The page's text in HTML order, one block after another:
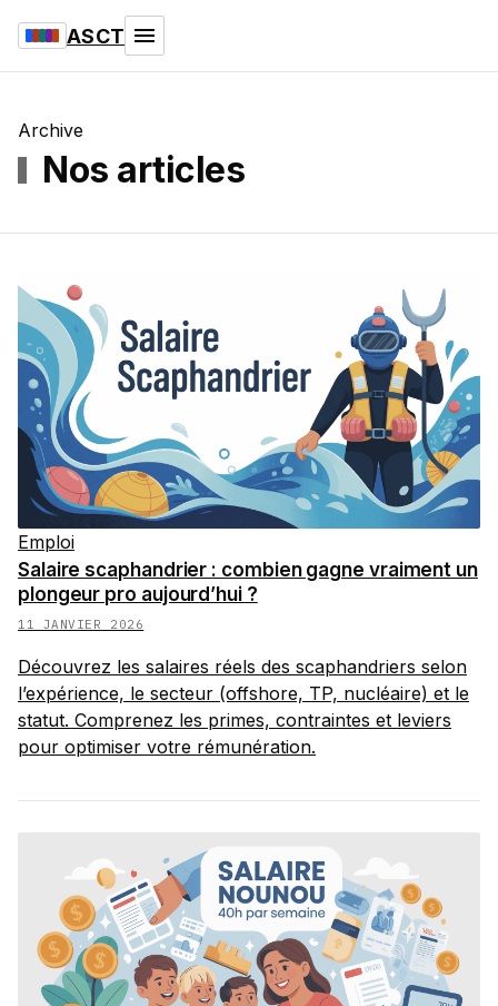
ASCT
Archive
Nos articles
Emploi
Salaire scaphandrier : combien gagne vraiment un
plongeur pro aujourd’hui ?
11 JANVIER 2026
Découvrez les salaires réels des scaphandriers selon
l’expérience, le secteur (offshore, TP, nucléaire) et le
statut. Comprenez les primes, contraintes et leviers
pour optimiser votre rémunération.